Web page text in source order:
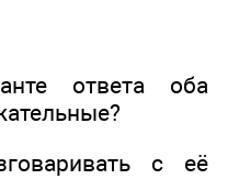
ответа оба
с её